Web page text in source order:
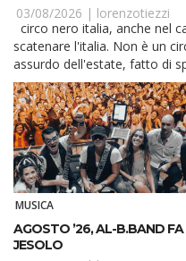
03/08/2026 | lorenzotiezzi
scatenare l'italia. Non è un
assurdo dell'estate, fatto di
MUSICA
AGOSTO ’26, AL-B.BAND
JESOLO